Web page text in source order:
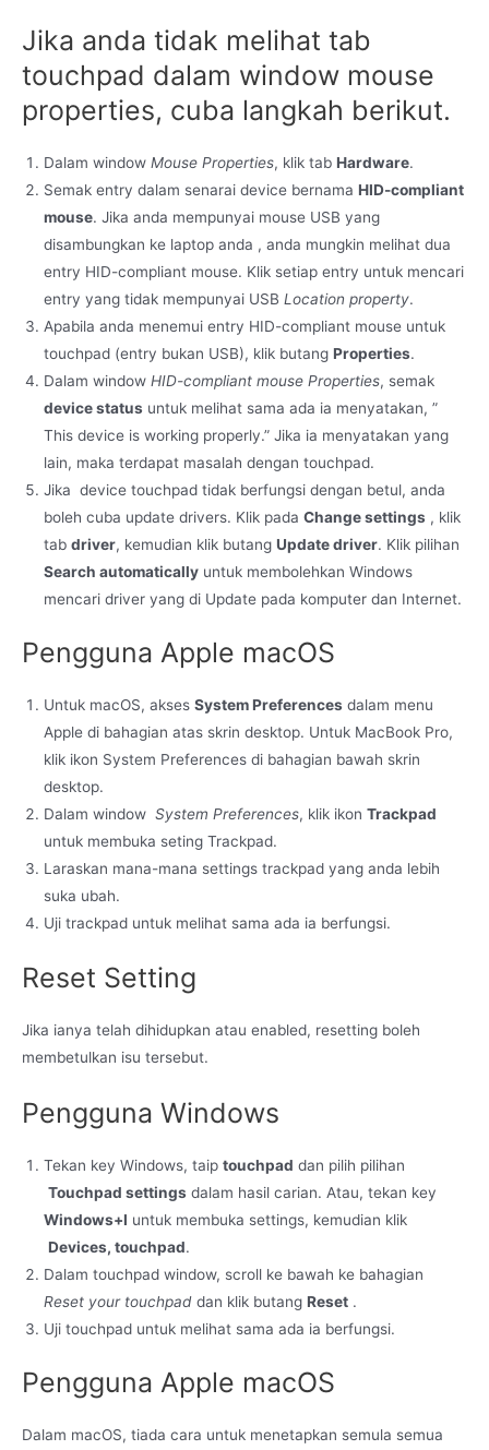
Jika anda tidak melihat tab
touchpad dalam window mouse
properties, cuba langkah berikut.
Dalam window Mouse Properties, klik tab Hardware.
Semak entry dalam senarai device bernama HID-compliant
mouse. Jika anda mempunyai mouse USB yang
disambungkan ke laptop anda , anda mungkin melihat dua
entry HID-compliant mouse. Klik setiap entry untuk mencari
entry yang tidak mempunyai USB Location property.
Apabila anda menemui entry HID-compliant mouse untuk
touchpad (entry bukan USB), klik butang Properties.
Dalam window HID-compliant mouse Properties, semak
device status untuk melihat sama ada ia menyatakan, ”
This device is working properly.” Jika ia menyatakan yang
lain, maka terdapat masalah dengan touchpad.
Jika device touchpad tidak berfungsi dengan betul, anda
boleh cuba update drivers. Klik pada Change settings , klik
tab driver, kemudian klik butang Update driver. Klik pilihan
Search automatically untuk membolehkan Windows
mencari driver yang di Update pada komputer dan Internet.
Pengguna Apple macOS
Untuk macOS, akses System Preferences dalam menu
Apple di bahagian atas skrin desktop. Untuk MacBook Pro,
klik ikon System Preferences di bahagian bawah skrin
desktop.
Dalam window System Preferences, klik ikon Trackpad
untuk membuka seting Trackpad.
Laraskan mana-mana settings trackpad yang anda lebih
suka ubah.
Uji trackpad untuk melihat sama ada ia berfungsi.
Reset Setting
Jika ianya telah dihidupkan atau enabled, resetting boleh
membetulkan isu tersebut.
Pengguna Windows
Tekan key Windows, taip touchpad dan pilih pilihan
Touchpad settings dalam hasil carian. Atau, tekan key
Windows+I untuk membuka settings, kemudian klik
Devices, touchpad.
Dalam touchpad window, scroll ke bawah ke bahagian
Reset your touchpad dan klik butang Reset .
Uji touchpad untuk melihat sama ada ia berfungsi.
Pengguna Apple macOS
Dalam macOS, tiada cara untuk menetapkan semula semua